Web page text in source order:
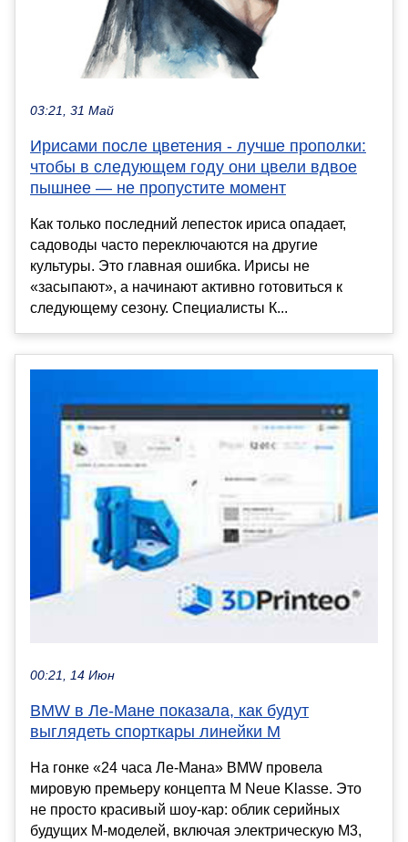
03:21, 31 Май
Ирисами после цветения - лучше прополки:
чтобы в следующем году они цвели вдвое
пышнее — не пропустите момент
Как только последний лепесток ириса опадает,
садоводы часто переключаются на другие
культуры. Это главная ошибка. Ирисы не
«засыпают», а начинают активно готовиться к
следующему сезону. Специалисты К...
00:21, 14 Июн
BMW в Ле-Мане показала, как будут
выглядеть спорткары линейки M
На гонке «24 часа Ле-Мана» BMW провела
мировую премьеру концепта M Neue Klasse. Это
не просто красивый шоу-кар: облик серийных
будущих M-моделей, включая электрическую M3,